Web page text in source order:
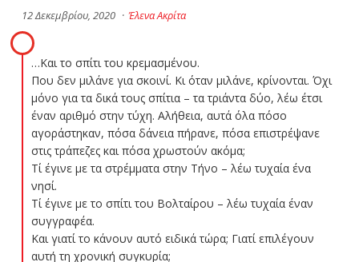
12 Δεκεμβρίου, 2020 · Έλενα Ακρίτα
…Και το σπίτι του κρεμασμένου.
Που δεν μιλάνε για σκοινί. Κι όταν μιλάνε, κρίνονται. Όχι
μόνο για τα δικά τους σπίτια – τα τριάντα δύο, λέω έτσι
έναν αριθμό στην τύχη. Αλήθεια, αυτά όλα πόσο
αγοράστηκαν, πόσα δάνεια πήρανε, πόσα επιστρέψανε
στις τράπεζες και πόσα χρωστούν ακόμα;
Τί έγινε με τα στρέμματα στην Τήνο – λέω τυχαία ένα
νησί.
Τί έγινε με το σπίτι του Βολταίρου – λέω τυχαία έναν
συγγραφέα.
Και γιατί το κάνουν αυτό ειδικά τώρα; Γιατί επιλέγουν
αυτή τη χρονική συγκυρία;